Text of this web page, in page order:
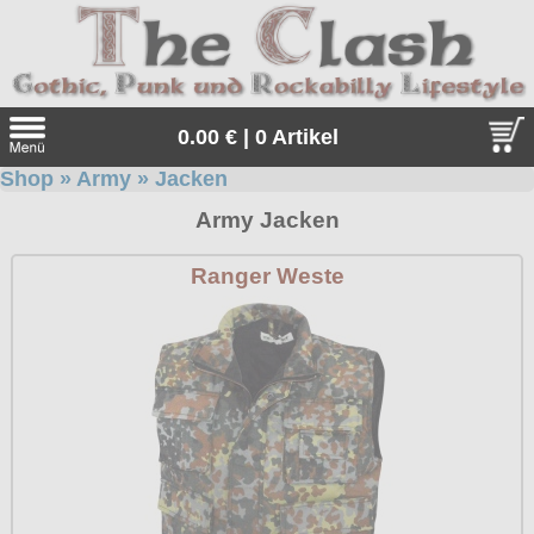
0.00 € | 0 Artikel
Angebote
Sonderangebote
Geschenketipps
Gratis
Kleidung/Gothic
alle Artikel
Girlblusen
Punkrock
Shop » Army » Jacken
Army Jacken
Ranger Weste